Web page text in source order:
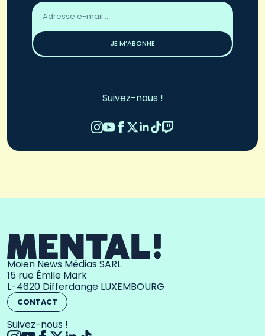
Adresse
email
JE M’ABONNE
Suivez-nous !
Moien News Médias SARL
15 rue Émile Mark
L-4620 Differdange LUXEMBOURG
CONTACT
Suivez-nous !